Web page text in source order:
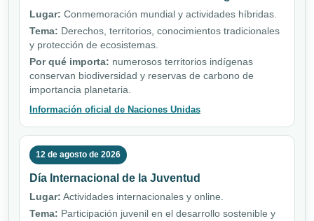
Lugar: Conmemoración mundial y actividades híbridas.
Tema: Derechos, territorios, conocimientos tradicionales
y protección de ecosistemas.
Por qué importa: numerosos territorios indígenas
conservan biodiversidad y reservas de carbono de
importancia planetaria.
Información oficial de Naciones Unidas
12 de agosto de 2026
Día Internacional de la Juventud
Lugar: Actividades internacionales y online.
Tema: Participación juvenil en el desarrollo sostenible y